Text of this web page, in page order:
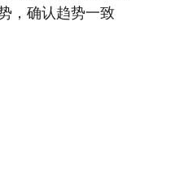
，确认趋势一致